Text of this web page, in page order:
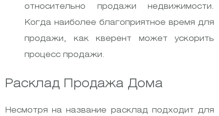
относительно продажи недвижимости.
Когда наиболее благоприятное время для
продажи, как кверент может ускорить
процесс продажи.
Расклад Продажа Дома
Несмотря на название расклад подходит для